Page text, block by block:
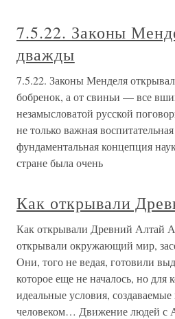
7.5.22. Законы
дважды
7.5.22. Законы Менделя
бобренок, а от свиньи — все
незамысловатой русской
не только важная
фундаментальная концепция
стране была очень
Как открывали
Как открывали Древний Алтай
открывали окружающий мир,
Они, того не ведая, готовили
которое еще не началось, но для
идеальные условия,
человеком… Движение людей с